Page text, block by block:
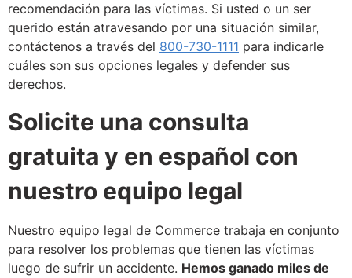
recomendación para las víctimas. Si usted o un ser
querido están atravesando por una situación similar,
contáctenos a través del 800-730-1111 para indicarle
cuáles son sus opciones legales y defender sus
derechos.
Solicite una consulta
gratuita y en español con
nuestro equipo legal
Nuestro equipo legal de Commerce trabaja en conjunto
para resolver los problemas que tienen las víctimas
luego de sufrir un accidente. Hemos ganado miles de